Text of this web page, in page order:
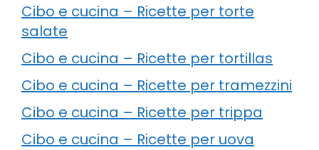
Cibo e cucina – Ricette per torte
salate
Cibo e cucina – Ricette per tortillas
Cibo e cucina – Ricette per tramezzini
Cibo e cucina – Ricette per trippa
Cibo e cucina – Ricette per uova